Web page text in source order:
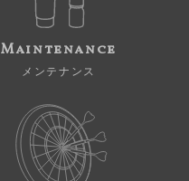
Maintenance
メンテナンス